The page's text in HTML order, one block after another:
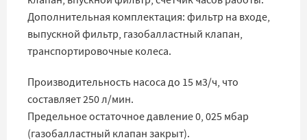
Дополнительная комплектация: фильтр на входе,
выпускной фильтр, газобалластный клапан,
транспортировочные колеса.
Производительность насоса до 15 м3/ч, что
составляет 250 л/мин.
Предельное остаточное давление 0, 025 мбар
(газобалластный клапан закрыт).